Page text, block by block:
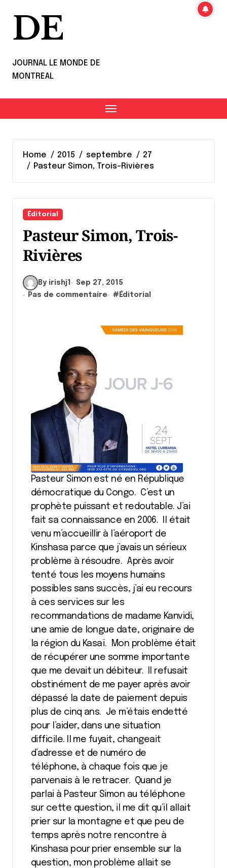
DE
JOURNAL LE MONDE DE
MONTREAL
Home 2015 septembre
27
Pasteur Simon, Trois-Rivières
Éditorial
Pasteur Simon, Trois-
Rivières
By irishj1
Sep 27, 2015
Pas de commentaire
#Éditorial
Pasteur Simon est né en République
démocratique du Congo. C’est un
prophète puissant et redoutable. J’ai
fait sa connaissance en 2006. Il était
venu m’accueillir à l’aéroport de
Kinshasa parce que j’avais un sérieux
problème à résoudre. Après avoir
tenté tous les moyens humains
possibles sans succès, j’ai eu recours
à ces services sur les
recommandations de madame Kanvidi,
une amie de longue date, originaire de
la région du Kasaï. Mon problème était
de récupérer une somme importante
que me devait un débiteur. Il refusait
obstinément de me payer après avoir
dépassé la date de paiement depuis
plus de cinq ans. Je m’étais endetté
pour l’aider, dans une situation
difficile. Il me fuyait, changeait
d’adresse et de numéro de
téléphone, à chaque fois que je
parvenais à le retracer. Quand je
parlai à Pasteur Simon au téléphone
sur cette question, il me dit qu’il allait
prier sur la montagne et que peu de
temps après notre rencontre à
Kinshasa pour prier ensemble sur la
question, mon problème allait se